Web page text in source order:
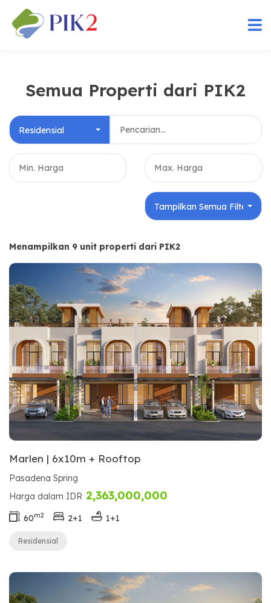
Semua Properti dari PIK2
Residensial
Menampilkan 9 unit properti dari PIK2
Tampilkan Semua Filter
Marlen | 6x10m + Rooftop
Pasadena Spring
Harga dalam IDR 2,363,000,000
60m2 2+1 1+1
Residensial